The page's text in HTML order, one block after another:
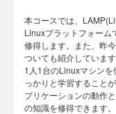
本コースでは、
Linuxプラットフォーム
修得します。また、昨
ついても紹介しています
1人1台のLinuxマシン
っかりと学習すること
プリケーションの動作
の知識を修得できます。